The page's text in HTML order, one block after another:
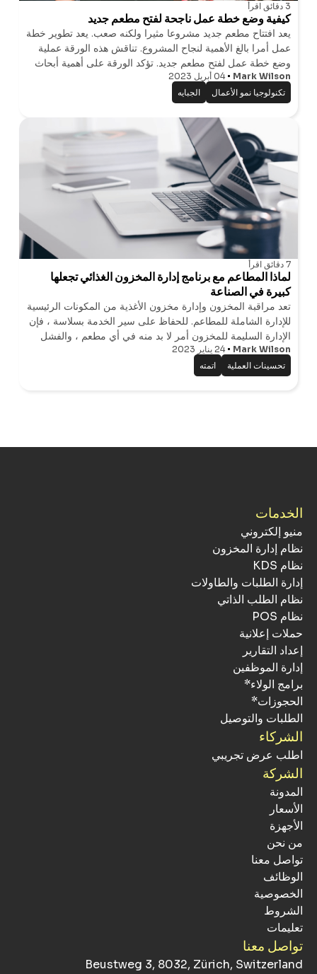
3 دقائق اقرأ
كيفية وضع خطة عمل ناجحة لفتح مطعم جديد
يعد افتتاح مطعم جديد مشروعا مثيرا ولكنه صعب. يعد تطوير خطة
عمل أمرا بالغ الأهمية لنجاح المشروع. تناقش هذه الورقة عملية
وضع خطة عمل لفتح مطعم جديد. تؤكد الورقة على أهمية أبحاث
السوق ، وتحديد مفهوم المطعم ، وتحليل المنافسة ، وإنشاء قائمة
، ووضع خطة
Mark Wilson
04 أبريل 2023
تكنولوجيا نمو الأعمال
الجبايه
7 دقائق اقرأ
لماذا المطاعم مع برنامج إدارة المخزون الغذائي تجعلها
كبيرة في الصناعة
تعد مراقبة المخزون وإدارة مخزون الأغذية من المكونات الرئيسية
للإدارة الشاملة للمطاعم. للحفاظ على سير الخدمة بسلاسة ، فإن
الإدارة السليمة للمخزون أمر لا بد منه في أي مطعم ، والفشل
في القيام بذلك يؤثر بشكل كبير على الموارد المالية للمطعم.
تعا
Mark Wilson
24 يناير 2023
تحسينات العملية
اتمته
الخدمات
منيو إلكتروني
نظام إدارة المخزون
نظام KDS
إدارة الطلبات والطاولات
نظام الطلب الذاتي
نظام POS
حملات إعلانية
إعداد التقارير
إدارة الموظفين
برامج الولاء*
الحجوزات*
الطلبات والتوصيل
الشركاء
اطلب عرض تجريبي
الشركة
المدونة
الأسعار
الأجهزة
من نحن
تواصل معنا
الوظائف
الخصوصية
الشروط
تعليمات
تواصل معنا
Beustweg 3, 8032, Zürich, Switzerland